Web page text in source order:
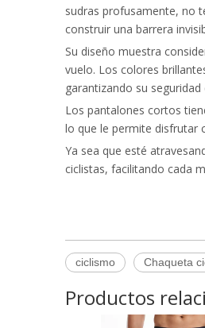
sudras profusamente, no
construir una barrera
Su diseño muestra
vuelo. Los colores
garantizando su
Los pantalones cortos
lo que le permite disfrutar
Ya sea que esté
ciclistas, facilitando cada
ciclismo Chaqueta
Productos